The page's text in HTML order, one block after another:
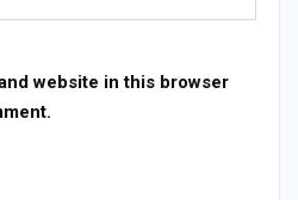
website in this browser